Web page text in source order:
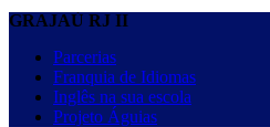
GRAJAÚ RJ II
Parcerias
Franquia de Idiomas
Inglês na sua escola
Projeto Águias